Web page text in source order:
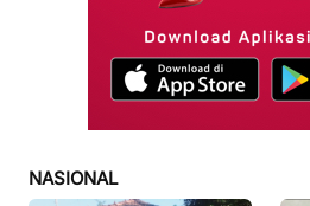
NASIONAL